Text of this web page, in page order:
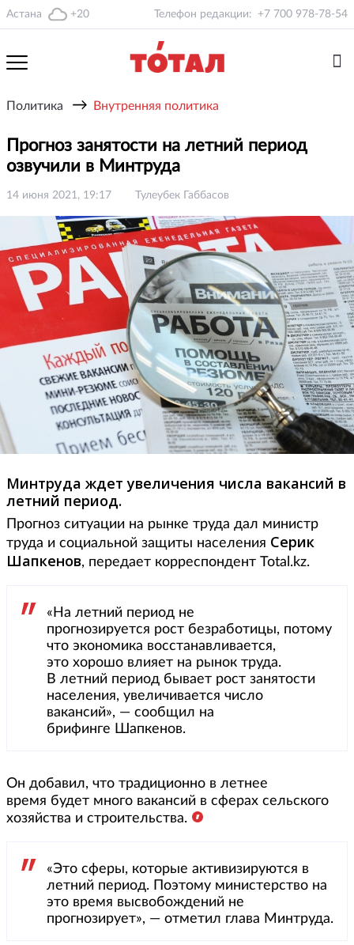
Астана +20 Телефон редакции: +7 700 978-78-54
Политика → Внутренняя политика
Прогноз занятости на летний период
озвучили в Минтруда
14 июня 2021, 19:17 Тулеубек Габбасов
Минтруда ждет увеличения числа вакансий в
летний период.
Прогноз ситуации на рынке труда дал министр
труда и социальной защиты населения Серик
Шапкенов, передает корреспондент Total.kz.
«На летний период не
прогнозируется рост безработицы, потому
что экономика восстанавливается,
это хорошо влияет на рынок труда.
В летний период бывает рост занятости
населения, увеличивается число
вакансий», — сообщил на
брифинге Шапкенов.
Он добавил, что традиционно в летнее
время будет много вакансий в сферах сельского
хозяйства и строительства.
«Это сферы, которые активизируются в
летний период. Поэтому министерство на
это время высвобождений не
прогнозирует», — отметил глава Минтруда.